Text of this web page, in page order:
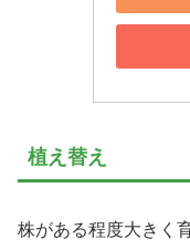
植え替え
株がある程度大きく